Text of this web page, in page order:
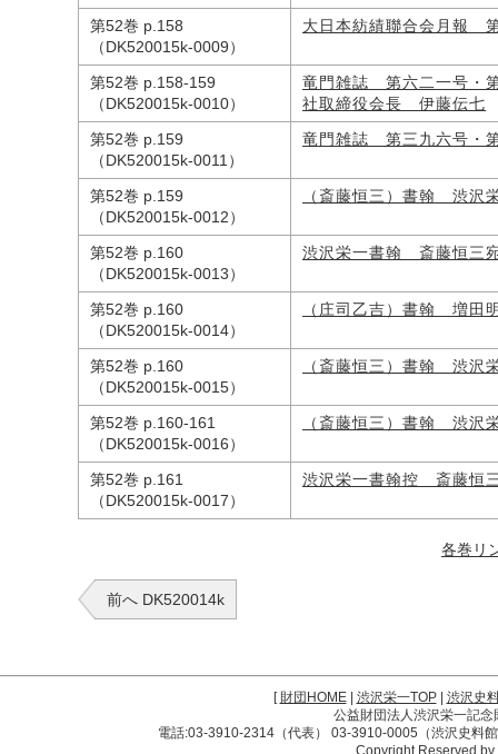
第52巻 p.158
（DK520015k-0009）
大日本紡績聯合会月報
第52巻 p.158-159
（DK520015k-0010）
竜門雑誌 第六二一号・
社取締役会長 伊藤伝七
第52巻 p.159
（DK520015k-0011）
竜門雑誌 第三九六号・
第52巻 p.159
（DK520015k-0012）
（斎藤恒三）書翰 渋沢
第52巻 p.160
（DK520015k-0013）
渋沢栄一書翰 斎藤恒三
第52巻 p.160
（DK520015k-0014）
（庄司乙吉）書翰 増田
第52巻 p.160
（DK520015k-0015）
（斎藤恒三）書翰 渋沢
第52巻 p.160-161
（DK520015k-0016）
（斎藤恒三）書翰 渋沢
第52巻 p.161
（DK520015k-0017）
渋沢栄一書翰控 斎藤恒
各巻リ
前へ DK520014k
[財団HOME| 渋沢栄一TOP| 渋沢史
公益財団法人渋沢栄一記
電話:03-3910-2314（代表） 03-3910-0005（渋沢史料
Copyright Reserved